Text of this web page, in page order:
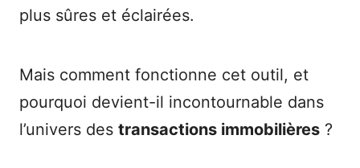
plus sûres et éclairées.
Mais comment fonctionne cet outil, et
pourquoi devient-il incontournable dans
l’univers des transactions immobilières ?